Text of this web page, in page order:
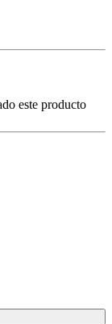
este producto